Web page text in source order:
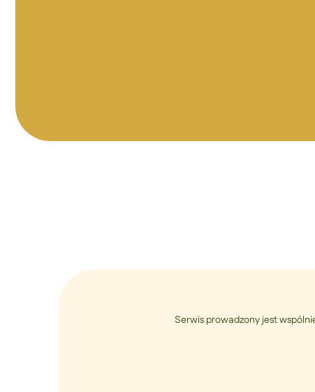
Serwis prowadzony jest